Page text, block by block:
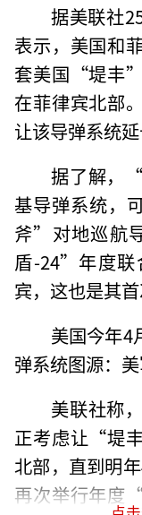
据美联社
表示，美国和
套美国“堤丰
在菲律宾北部
让该导弹系统延
据了解，
基导弹系统
斧”对地巡航
盾-24”年度联
宾，这也是其首
美国今年
弹系统图源：
美联社称
正考虑让“堤
北部，直到明
再次举行年度